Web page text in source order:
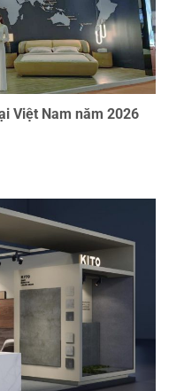
Việt Nam năm 2026